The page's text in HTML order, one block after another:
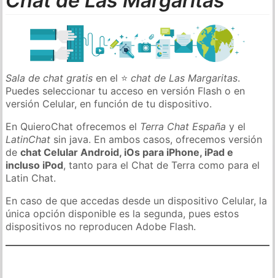
Sala de chat gratis en el ⭐chat de Las Margaritas.
Puedes seleccionar tu acceso en versión Flash o en
versión Celular, en función de tu dispositivo.
En QuieroChat ofrecemos el Terra Chat España y el
LatinChat sin java. En ambos casos, ofrecemos versión
dechat Celular Android, iOs para iPhone, iPad e
incluso iPod, tanto para el Chat de Terra como para el
Latin Chat.
En caso de que accedas desde un dispositivo Celular, la
única opción disponible es la segunda, pues estos
dispositivos no reproducen Adobe Flash.